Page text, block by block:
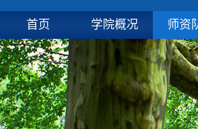
首页 学院概况 师资